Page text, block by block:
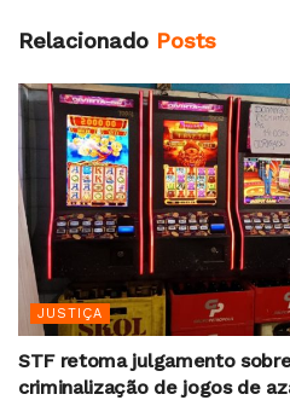
Relacionado Posts
JUSTIÇA
STF retoma julgamento
criminalização de jogos de